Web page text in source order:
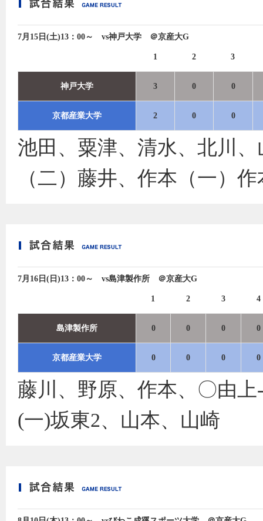
7月15日(土)13：00～ vs神戸大学 ＠京産大G
1 2 3
神戸大学 3 0 0
京都産業大学 2 0 0
池田、粟津、清水、北川、
（二）藤井、作本（一）
7月16日(日)13：00～ vs島津製作所 ＠京産大G
1 2 3 4
島津製作所 0 0 0 0
京都産業大学 0 0 0 0
藤川、野原、作本、〇由上
(一)坂東2、山本、山崎